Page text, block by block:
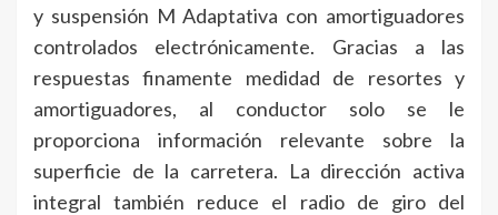
y suspensión M Adaptativa con amortiguadores
controlados electrónicamente. Gracias a las
respuestas finamente medidad de resortes y
amortiguadores, al conductor solo se le
proporciona información relevante sobre la
superficie de la carretera. La dirección activa
integral también reduce el radio de giro del